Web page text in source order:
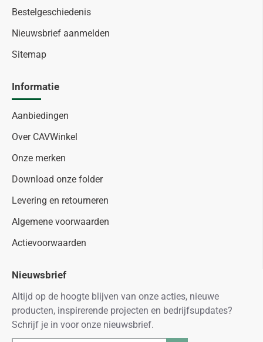
Bestelgeschiedenis
Nieuwsbrief aanmelden
Sitemap
Informatie
Aanbiedingen
Over CAVWinkel
Onze merken
Download onze folder
Levering en retourneren
Algemene voorwaarden
Actievoorwaarden
Nieuwsbrief
Altijd op de hoogte blijven van onze acties, nieuwe
producten, inspirerende projecten en bedrijfsupdates?
Schrijf je in voor onze nieuwsbrief.